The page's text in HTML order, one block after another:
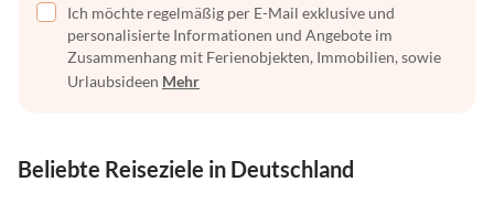
Ich möchte regelmäßig per E-Mail exklusive und
personalisierte Informationen und Angebote im
Zusammenhang mit Ferienobjekten, Immobilien, sowie
Urlaubsideen Mehr
Beliebte Reiseziele in Deutschland